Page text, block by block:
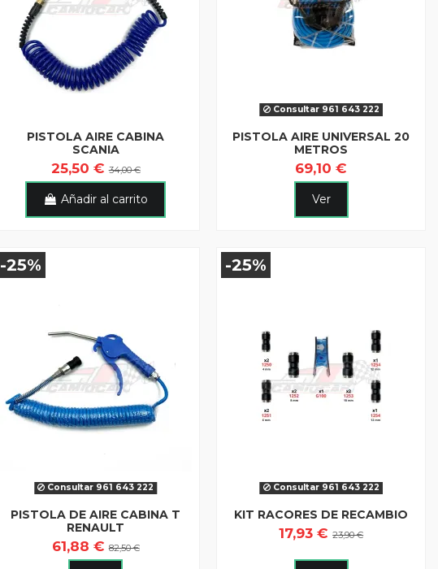
PISTOLA AIRE CABINA
SCANIA
25,50 €34,00 €
Añadir al carrito
Consultar 961 643 222
PISTOLA AIRE UNIVERSAL 20
METROS
69,10 €
Ver
-25%
Consultar 961 643 222
PISTOLA DE AIRE CABINA T
RENAULT
61,88 €82,50 €
-25%
Consultar 961 643 222
KIT RACORES DE RECAMBIO
17,93 €23,90 €